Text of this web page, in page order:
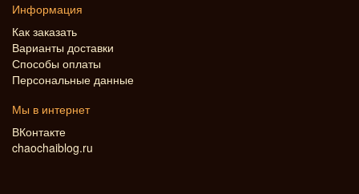
Информация
Как заказать
Варианты доставки
Способы оплаты
Персональные данные
Мы в интернет
ВКонтакте
chaochaiblog.ru